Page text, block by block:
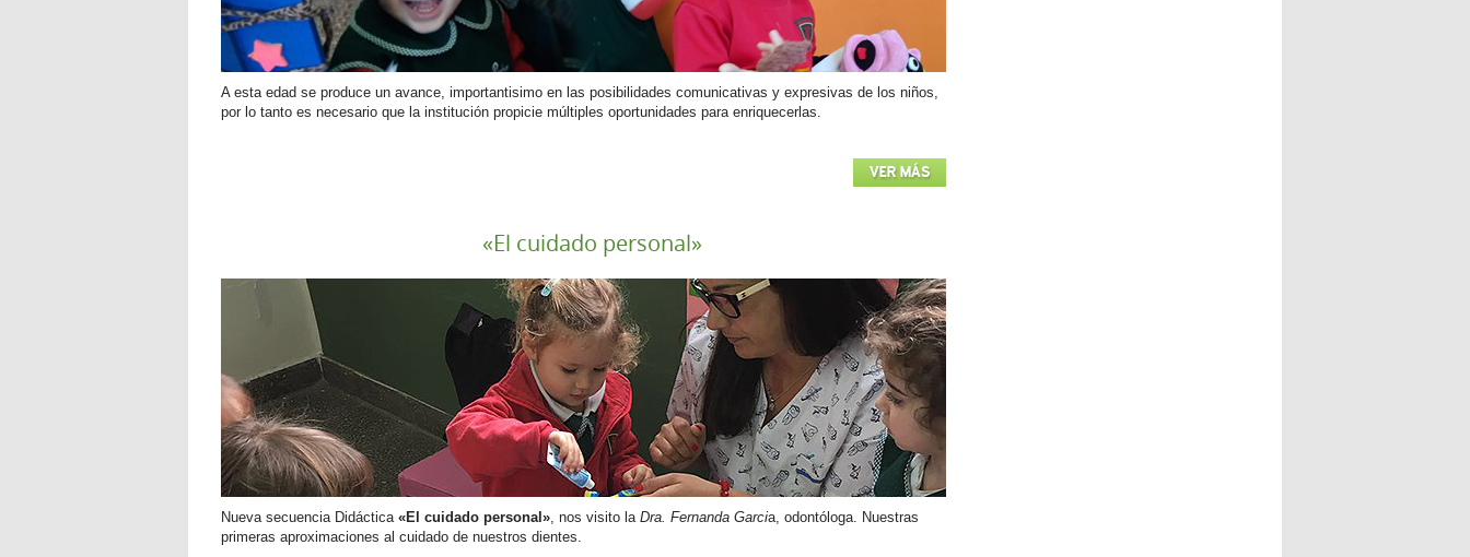
A esta edad se produce un avance, importantisimo en las posibilidades comunicativas y expresivas de los niños,
por lo tanto es necesario que la institución propicie múltiples oportunidades para enriquecerlas.
VER MÁS
«El cuidado personal»
Nueva secuencia Didáctica«El cuidado personal», nos visito la Dra. Fernanda Garcia, odontóloga. Nuestras
primeras aproximaciones al cuidado de nuestros dientes.